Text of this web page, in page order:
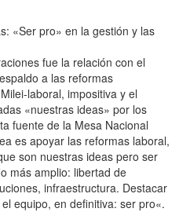
«Ser pro» en la gestión y las
fue la relación con el
a las reformas
laboral, impositiva y el
«nuestras ideas» por los
fuente de la Mesa Nacional
es apoyar las reformas laboral,
son nuestras ideas pero ser
más amplio: libertad de
infraestructura. Destacar
equipo, en definitiva: ser pro«.